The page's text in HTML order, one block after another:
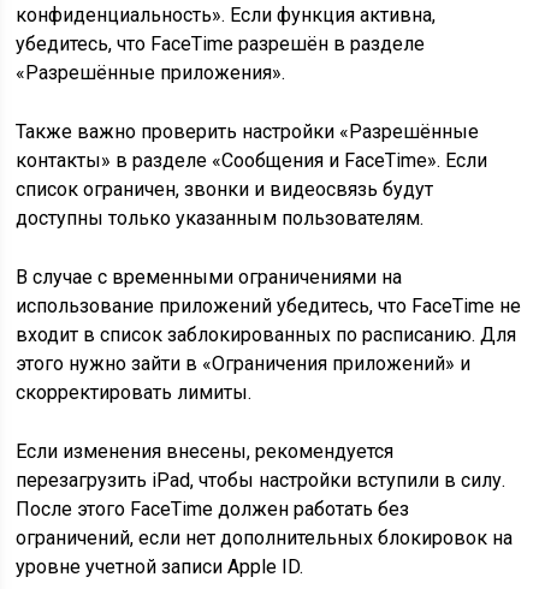
конфиденциальность». Если функция активна,
убедитесь, что FaceTime разрешён в разделе
«Разрешённые приложения».
Также важно проверить настройки «Разрешённые
контакты» в разделе «Сообщения и FaceTime». Если
список ограничен, звонки и видеосвязь будут
доступны только указанным пользователям.
В случае с временными ограничениями на
использование приложений убедитесь, что FaceTime не
входит в список заблокированных по расписанию. Для
этого нужно зайти в «Ограничения приложений» и
скорректировать лимиты.
Если изменения внесены, рекомендуется
перезагрузить iPad, чтобы настройки вступили в силу.
После этого FaceTime должен работать без
ограничений, если нет дополнительных блокировок на
уровне учетной записи Apple ID.